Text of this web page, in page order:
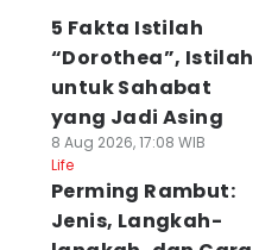
5 Fakta Istilah
“Dorothea”, Istilah
untuk Sahabat
yang Jadi Asing
8 Aug 2026, 17:08 WIB
Life
Perming Rambut:
Jenis, Langkah-